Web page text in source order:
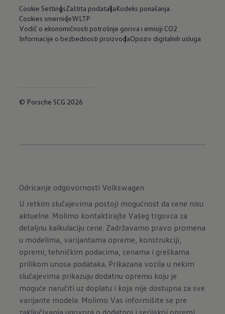
Cookie SettingsZaštita podatakaKodeks ponašanja
Cookies smerniceWLTP
Vodič o ekonomičnosti potrošnje goriva i emisiji CO2
Informacije o bezbednosti proizvodaOpoziv digitalnih usluga
© Porsche SCG 2026
Odricanje odgovornosti Volkswagen
U retkim slučajevima postoji mogućnost da cene nisu
aktuelne. Molimo kontaktirajte Vašeg trgovca za
detaljnu kalkulaciju cene. Zadržavamo pravo promena
u modelima, varijantama opreme, konstrukciji,
opremi, tehničkim podacima, cenama i greškama
prilikom unosa podataka. Prikazana vozila u nekim
slučajevima prikazuju dodatnu opremu koju je
moguće naručiti uz doplatu i koja nije dostupna za sve
varijante modela. Molimo Vas informišite se pre
zaključivanja ugovora o dodatnoj i serijskoj opremi